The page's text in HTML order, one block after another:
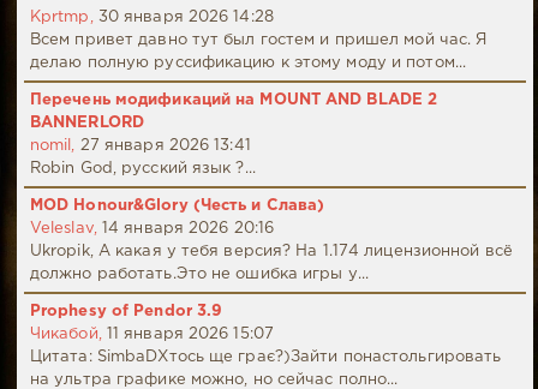
Kprtmp,
30 января 2026 14:28
Всем привет давно тут был гостем и пришел мой час. Я
делаю полную руссификацию к этому моду и потом...
Перечень модификаций на MOUNT AND BLADE 2
BANNERLORD
nomil,
27 января 2026 13:41
Robin God, русский язык ?...
MOD Honour&Glory (Честь и Слава)
Veleslav,
14 января 2026 20:16
Ukropik, А какая у тебя версия? На 1.174 лицензионной всё
должно работать.Это не ошибка игры у...
Prophesy of Pendor 3.9
Чикабой,
11 января 2026 15:07
Цитата: SimbaDХтось ще грає?)Зайти понастольгировать
на ультра графике можно, но сейчас полно...